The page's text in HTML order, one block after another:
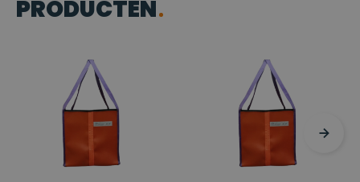
PRODUCTEN